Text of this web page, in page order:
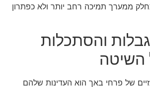
ממערך תמיכה רחב יותר ולא כפתרון
והסתכלות
השיטה
של פרחי באך הוא העדינות שלהם